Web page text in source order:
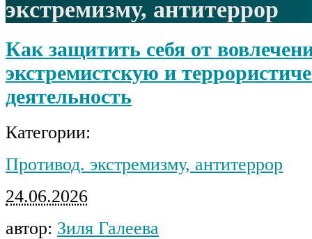
экстремизму, антитеррор
Как защитить себя от
экстремистскую и
деятельность
Категории:
Противод. экстремизму, антитеррор
24.06.2026
автор: Зиля Галеева